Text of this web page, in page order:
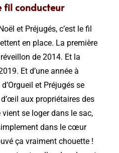
fil conducteur
et Préjugés, c’est le fil
en place. La première
de 2014. Et la
Et d’une année à
et Préjugés se
aux propriétaires des
se loger dans le sac,
dans le cœur
ça vraiment chouette !